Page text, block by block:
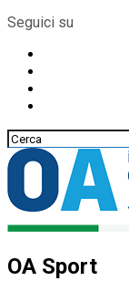
Seguici su
OA Sport